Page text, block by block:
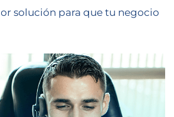
solución para que tu negocio